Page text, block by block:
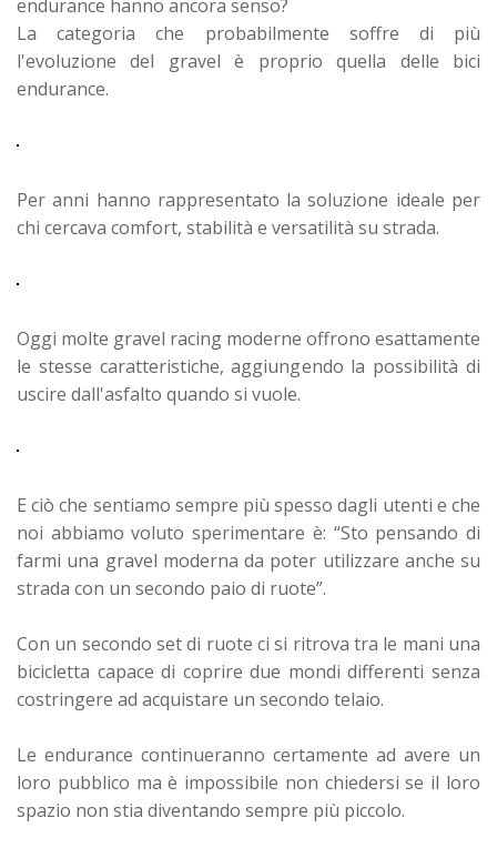
endurance hanno ancora senso?
La categoria che probabilmente soffre di più
l'evoluzione del gravel è proprio quella delle bici
endurance.
Per anni hanno rappresentato la soluzione ideale per
chi cercava comfort, stabilità e versatilità su strada.
Oggi molte gravel racing moderne offrono esattamente
le stesse caratteristiche, aggiungendo la possibilità di
uscire dall'asfalto quando si vuole.
E ciò che sentiamo sempre più spesso dagli utenti e che
noi abbiamo voluto sperimentare è: “Sto pensando di
farmi una gravel moderna da poter utilizzare anche su
strada con un secondo paio di ruote”.
Con un secondo set di ruote ci si ritrova tra le mani una
bicicletta capace di coprire due mondi differenti senza
costringere ad acquistare un secondo telaio.
Le endurance continueranno certamente ad avere un
loro pubblico ma è impossibile non chiedersi se il loro
spazio non stia diventando sempre più piccolo.